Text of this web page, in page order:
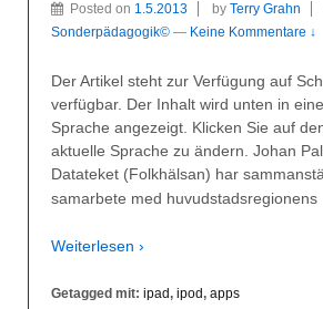
Posted on 1.5.2013 by Terry Grahn
Sonderpädagogik© — Keine Kommentare ↓
Der Artikel steht zur Verfügung auf
verfügbar. Der Inhalt wird unten in
Sprache angezeigt. Klicken Sie auf
aktuelle Sprache zu ändern. Johan
Datateket (Folkhälsan) har
samarbete med huvudstadsregionens
Weiterlesen ›
Getagged mit: ipad, ipod, apps